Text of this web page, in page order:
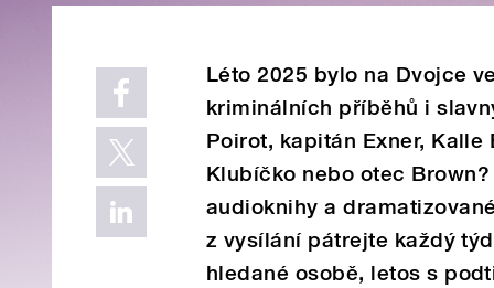
Léto 2025 bylo na Dvojce
kriminálních příběhů i
Poirot, kapitán Exner,
Klubíčko nebo otec
audioknihy a
z vysílání pátrejte každý
hledané osobě, letos s